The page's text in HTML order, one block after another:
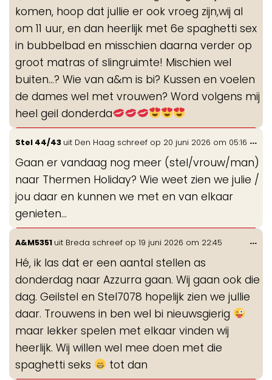
komen, hoop dat jullie er ook vroeg zijn,wij al
om 11 uur, en dan heerlijk met 6e spaghetti sex
in bubbelbad en misschien daarna verder op
groot matras of slingruimte! Mischien wel
buiten...? Wie van a&m is bi? Kussen en voelen
de dames wel met vrouwen? Word volgens mij
heel geil donderda
Stel 44/43 uit Den Haag schreef op 20 juni 2026 om 05:16
Gaan er vandaag nog meer (stel/vrouw/man)
naar Thermen Holiday? Wie weet zien we julie /
jou daar en kunnen we met en van elkaar
genieten…
...
A&M5351 uit Breda schreef op 19 juni 2026 om 22:45
Hé, ik las dat er een aantal stellen as
donderdag naar Azzurra gaan. Wij gaan ook die
dag. Geilstel en Stel7078 hopelijk zien we jullie
daar. Trouwens in ben wel bi nieuwsgierig
maar lekker spelen met elkaar vinden wij
heerlijk. Wij willen wel mee doen met die
spaghetti seks
tot dan
...